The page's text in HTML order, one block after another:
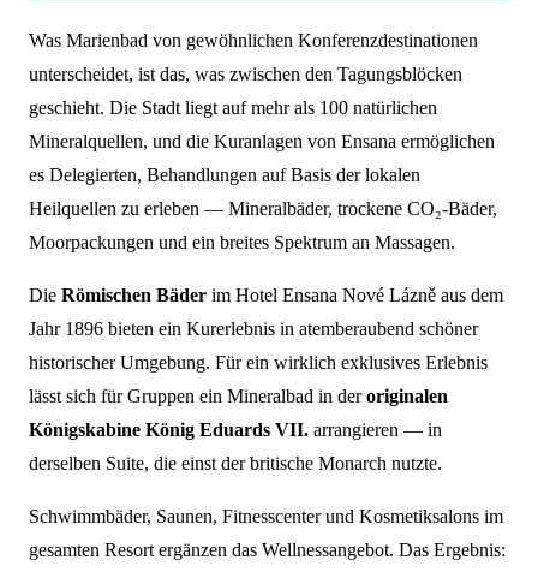
Was Marienbad von gewöhnlichen Konferenzdestinationen
unterscheidet, ist das, was zwischen den Tagungsblöcken
geschieht. Die Stadt liegt auf mehr als 100 natürlichen
Mineralquellen, und die Kuranlagen von Ensana ermöglichen
es Delegierten, Behandlungen auf Basis der lokalen
Heilquellen zu erleben — Mineralbäder, trockene CO₂-Bäder,
Moorpackungen und ein breites Spektrum an Massagen.
Die Römischen Bäder im Hotel Ensana Nové Lázně aus dem
Jahr 1896 bieten ein Kurerlebnis in atemberaubend schöner
historischer Umgebung. Für ein wirklich exklusives Erlebnis
lässt sich für Gruppen ein Mineralbad in deroriginalen
Königskabine König Eduards VII. arrangieren — in
derselben Suite, die einst der britische Monarch nutzte.
Schwimmbäder, Saunen, Fitnesscenter und Kosmetiksalons im
gesamten Resort ergänzen das Wellnessangebot. Das Ergebnis: